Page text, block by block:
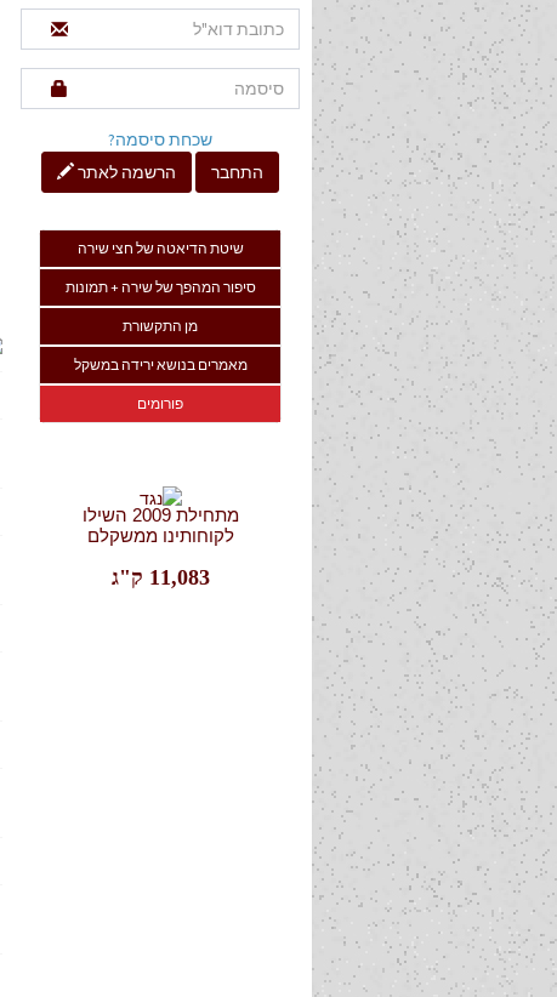
שכחת סיסמה?
התחבר
הרשמה לאתר
שיטת הדיאטה של חצי שירה
סיפור המהפך של שירה + תמונות
מן התקשורת
מאמרים בנושא ירידה במשקל
פורומים
מתחילת 2009 השילו
לקוחותינו ממשקלם
11,083 ק"ג